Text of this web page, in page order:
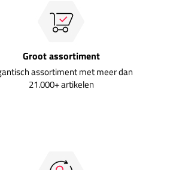
Groot assortiment
assortiment met meer dan
21.000+ artikelen